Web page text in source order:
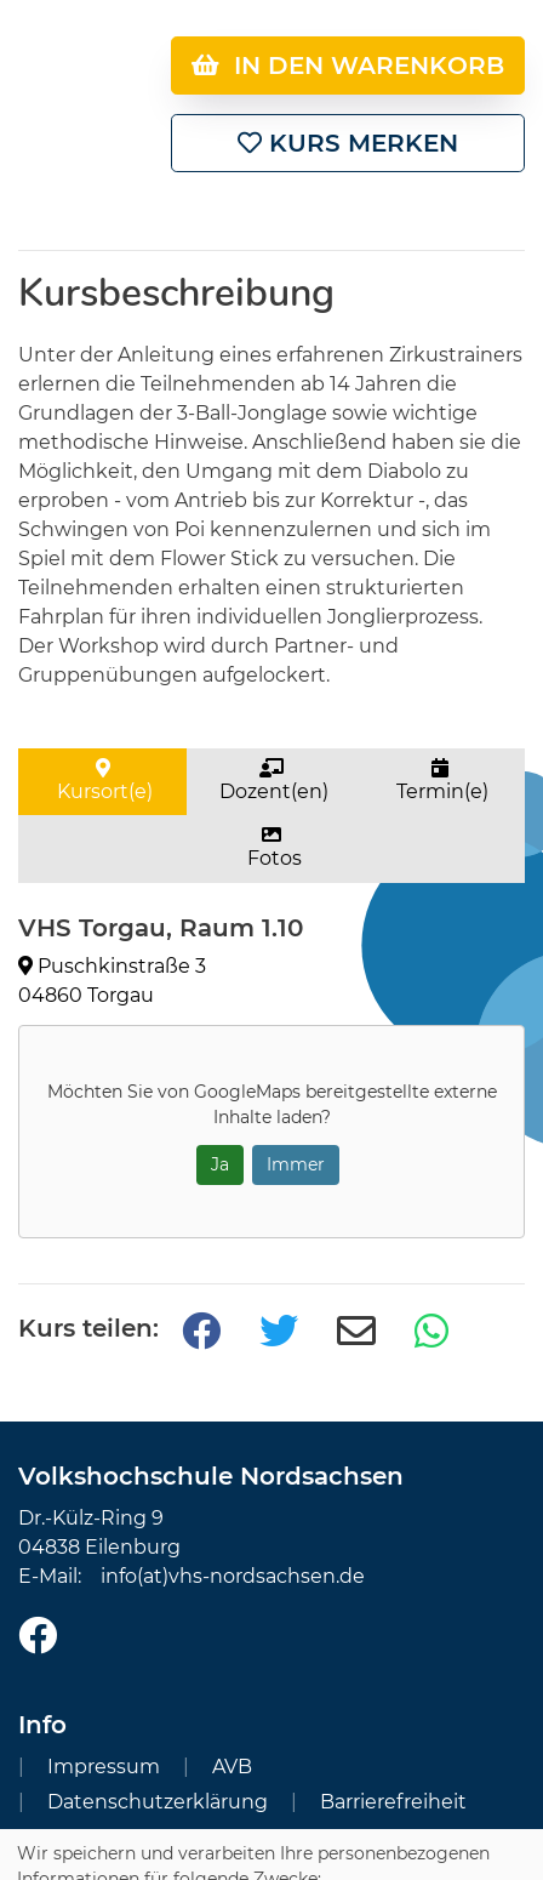
IN DEN WARENKORB
KURS MERKEN
Kursbeschreibung
Unter der Anleitung eines erfahrenen Zirkustrainers
erlernen die Teilnehmenden ab 14 Jahren die
Grundlagen der 3-Ball-Jonglage sowie wichtige
methodische Hinweise. Anschließend haben sie die
Möglichkeit, den Umgang mit dem Diabolo zu
erproben - vom Antrieb bis zur Korrektur -, das
Schwingen von Poi kennenzulernen und sich im
Spiel mit dem Flower Stick zu versuchen. Die
Teilnehmenden erhalten einen strukturierten
Fahrplan für ihren individuellen Jonglierprozess.
Der Workshop wird durch Partner- und
Gruppenübungen aufgelockert.
Kursort(e) Dozent(en) Termin(e)
Fotos
VHS Torgau, Raum 1.10
Puschkinstraße 3
04860 Torgau
Möchten Sie von GoogleMapsbereitgestellte externe
Inhalte laden?
Ja Immer
Kurs teilen:
Volkshochschule Nordsachsen
Dr.-Külz-Ring 9
04838 Eilenburg
E-Mail: info(at)vhs-nordsachsen.de
Info
Impressum
AVB
Datenschutzerklärung
Barrierefreiheit
Cookie Einstellungen
Wir speichern und verarbeiten Ihre personenbezogenen